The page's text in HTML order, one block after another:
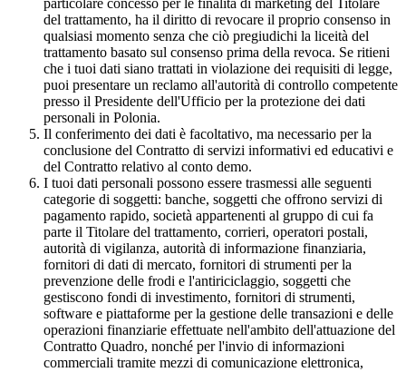
particolare concesso per le finalità di marketing del Titolare
del trattamento, ha il diritto di revocare il proprio consenso in
qualsiasi momento senza che ciò pregiudichi la liceità del
trattamento basato sul consenso prima della revoca. Se ritieni
che i tuoi dati siano trattati in violazione dei requisiti di legge,
puoi presentare un reclamo all'autorità di controllo competente
presso il Presidente dell'Ufficio per la protezione dei dati
personali in Polonia.
Il conferimento dei dati è facoltativo, ma necessario per la
conclusione del Contratto di servizi informativi ed educativi e
del Contratto relativo al conto demo.
I tuoi dati personali possono essere trasmessi alle seguenti
categorie di soggetti: banche, soggetti che offrono servizi di
pagamento rapido, società appartenenti al gruppo di cui fa
parte il Titolare del trattamento, corrieri, operatori postali,
autorità di vigilanza, autorità di informazione finanziaria,
fornitori di dati di mercato, fornitori di strumenti per la
prevenzione delle frodi e l'antiriciclaggio, soggetti che
gestiscono fondi di investimento, fornitori di strumenti,
software e piattaforme per la gestione delle transazioni e delle
operazioni finanziarie effettuate nell'ambito dell'attuazione del
Contratto Quadro, nonché per l'invio di informazioni
commerciali tramite mezzi di comunicazione elettronica,